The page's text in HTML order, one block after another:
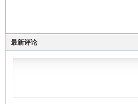
最新评论